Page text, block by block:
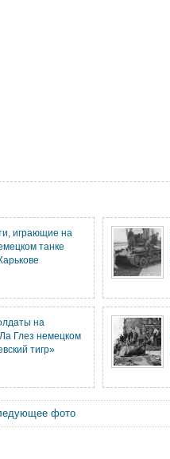
играющие на
танке
на
Глез немецком
тигр»
фото